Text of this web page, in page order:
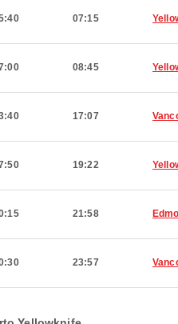
07:15
08:45
17:07
19:22
21:58
23:57